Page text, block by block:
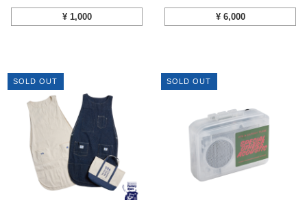
¥ 1,000 ¥ 6,000
SOLD OUT SOLD OUT